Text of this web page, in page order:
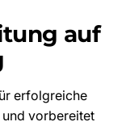
auf
erfolgreiche
vorbereitet